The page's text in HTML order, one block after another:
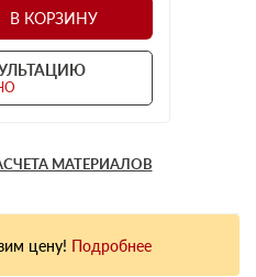
В КОРЗИНУ
МАТЕРИАЛОВ
цену! Подробнее